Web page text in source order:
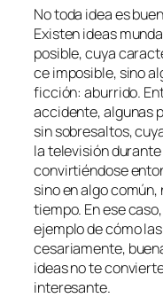
No to­da idea es
Existen ideas
po­si­ble, cu­ya
ce im­po­si­ble, sino
fic­ción: abu­rri­do.
ac­ci­den­te, al­gu­nas
sin so­bre­sal­tos,
la te­le­vi­sión
con­vir­tién­do­se
sino en al­go
tiem­po. En ese ca­so,
ejem­plo de có­mo
ce­sa­ria­men­te,
ideas no te
interesante.